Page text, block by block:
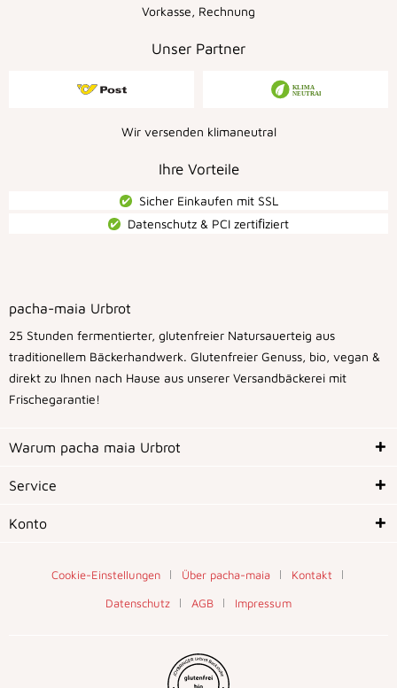
Vorkasse, Rechnung
Unser Partner
Wir versenden klimaneutral
Ihre Vorteile
Sicher Einkaufen mit SSL
Datenschutz & PCI zertiﬁziert
pacha-maia Urbrot
25 Stunden fermentierter, glutenfreier Natursauerteig aus
traditionellem Bäckerhandwerk. Glutenfreier Genuss, bio, vegan &
direkt zu Ihnen nach Hause aus unserer Versandbäckerei mit
Frischegarantie!
Warum pacha maia Urbrot
Service
Konto
Cookie-Einstellungen Über pacha-maia
Kontakt
Datenschutz
AGB Impressum